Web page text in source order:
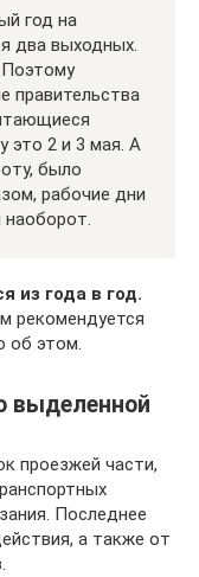
год на
два выходных.
Поэтому
правительства
это 2 и 3 мая. А
было
рабочие дни
наоборот.
из года в год.
рекомендуется
об этом.
выделенной
проезжей части,
Последнее
а также от